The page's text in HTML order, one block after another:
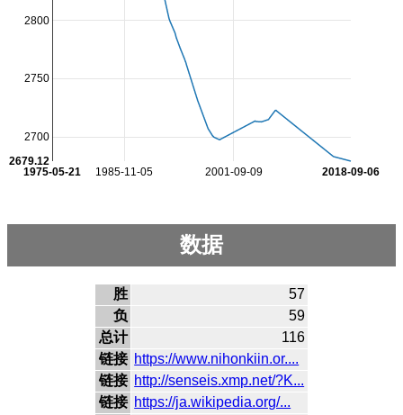
1985-11-05 2001-09-09
1975-05-21 2018-09-06
2700
2750
2800
2679.12
数据
胜
57
负
59
总计
116
链接 https://www.nihonkiin.or....
链接 http://senseis.xmp.net/?K...
链接 https://ja.wikipedia.org/...